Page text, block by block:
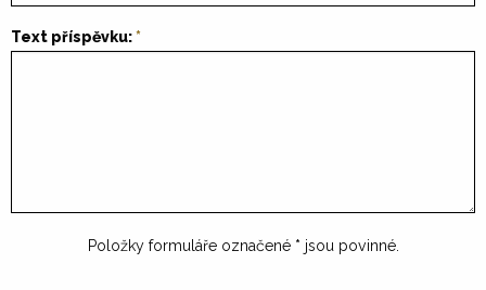
Text příspěvku:
Položky formuláře označené * jsou povinné.